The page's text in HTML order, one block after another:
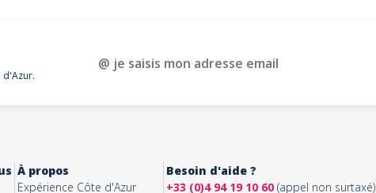
d'Azur.
@ je saisis mon adresse email
À propos
Expérience Côte d'Azur
Besoin d'aide ?
+33 (0)4 94 19 10 60(appel non surtaxé)